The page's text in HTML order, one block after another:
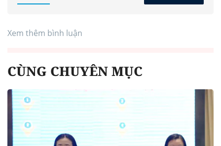
Xem thêm bình luận
CÙNG CHUYÊN MỤC